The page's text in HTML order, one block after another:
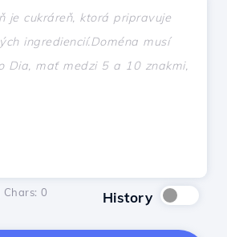
0 History